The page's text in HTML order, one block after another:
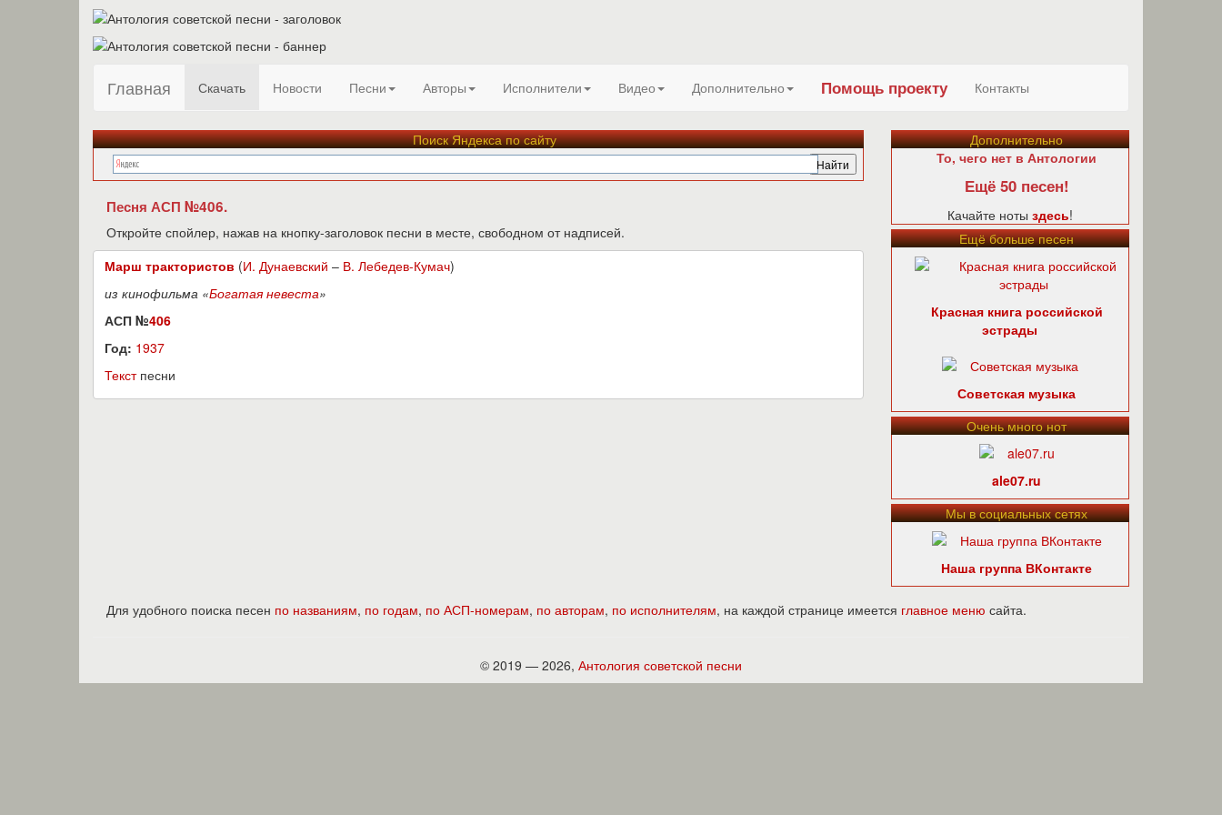
Главная Скачать Новости Песни Авторы Исполнители Видео Дополнительно Помощь проекту Контакты
Поиск Яндекса по сайту
Песня АСП №406.
Откройте спойлер, нажав на кнопку-заголовок песни в месте, свободном от надписей.
Марш трактористов (И. Дунаевский – В. Лебедев-Кумач)
из кинофильма «Богатая невеста»
АСП №406
Год: 1937
Текстпесни
Дополнительно
То, чего нет в Антологии
Ещё 50 песен!
Качайте ноты здесь!
Ещё больше песен
Красная книга российской
эстрады
Советская музыка
Очень много нот
ale07.ru
Мы в социальных сетях
Наша группа ВКонтакте
Для удобного поиска песен по названиям, по годам, по АСП-номерам, по авторам, по исполнителям, на каждой странице имеется главное меню сайта.
© 2019 — 2026, Антология советской песни